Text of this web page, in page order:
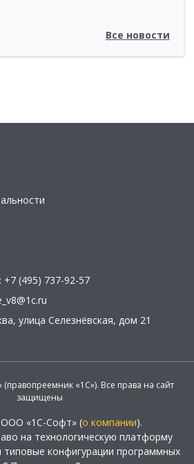
Все новости
+7 (495) 737-92-57
, улица Селезнёвская, дом 21
«1С»). Все права на сайт
защищены
«1С-Софт» (о компании).
на технологическую платформу
типовые конфигурации программных